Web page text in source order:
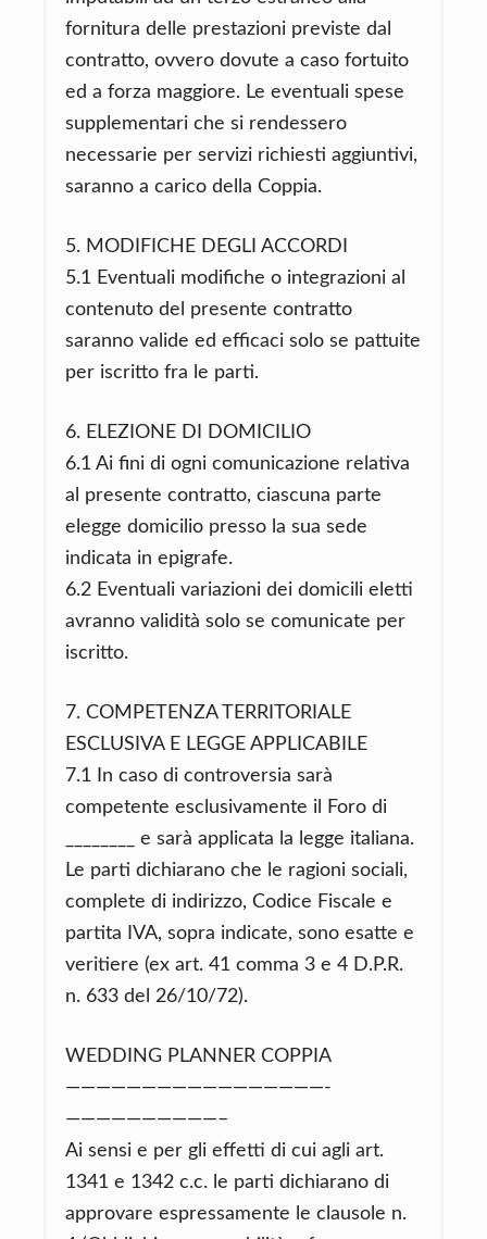
fornitura delle prestazioni previste dal
contratto, ovvero dovute a caso fortuito
ed a forza maggiore. Le eventuali spese
supplementari che si rendessero
necessarie per servizi richiesti aggiuntivi,
saranno a carico della Coppia.
5. MODIFICHE DEGLI ACCORDI
5.1 Eventuali modifiche o integrazioni al
contenuto del presente contratto
saranno valide ed efficaci solo se pattuite
per iscritto fra le parti.
6. ELEZIONE DI DOMICILIO
6.1 Ai fini di ogni comunicazione relativa
al presente contratto, ciascuna parte
elegge domicilio presso la sua sede
indicata in epigrafe.
6.2 Eventuali variazioni dei domicili eletti
avranno validità solo se comunicate per
iscritto.
7. COMPETENZA TERRITORIALE
ESCLUSIVA E LEGGE APPLICABILE
7.1 In caso di controversia sarà
competente esclusivamente il Foro di
________ e sarà applicata la legge italiana.
Le parti dichiarano che le ragioni sociali,
complete di indirizzo, Codice Fiscale e
partita IVA, sopra indicate, sono esatte e
veritiere (ex art. 41 comma 3 e 4 D.P.R.
n. 633 del 26/10/72).
WEDDING PLANNER COPPIA
—————————————————-
——————————–
Ai sensi e per gli effetti di cui agli art.
1341 e 1342 c.c. le parti dichiarano di
approvare espressamente le clausole n.